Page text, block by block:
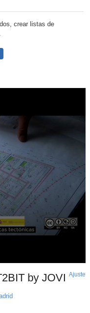
crear listas de
by JOVI Ajuste